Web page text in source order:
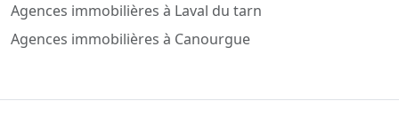
Agences immobilières à Laval du tarn
Agences immobilières à Canourgue